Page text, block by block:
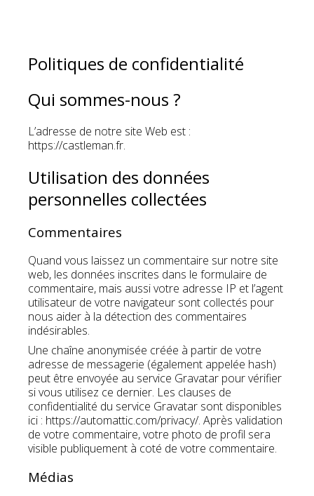
Politiques de confidentialité
Qui sommes-nous ?
L’adresse de notre site Web est :
https://castleman.fr.
Utilisation des données
personnelles collectées
Commentaires
Quand vous laissez un commentaire sur notre site
web, les données inscrites dans le formulaire de
commentaire, mais aussi votre adresse IP et l’agent
utilisateur de votre navigateur sont collectés pour
nous aider à la détection des commentaires
indésirables.
Une chaîne anonymisée créée à partir de votre
adresse de messagerie (également appelée hash)
peut être envoyée au service Gravatar pour vérifier
si vous utilisez ce dernier. Les clauses de
confidentialité du service Gravatar sont disponibles
ici : https://automattic.com/privacy/. Après validation
de votre commentaire, votre photo de profil sera
visible publiquement à coté de votre commentaire.
Médias